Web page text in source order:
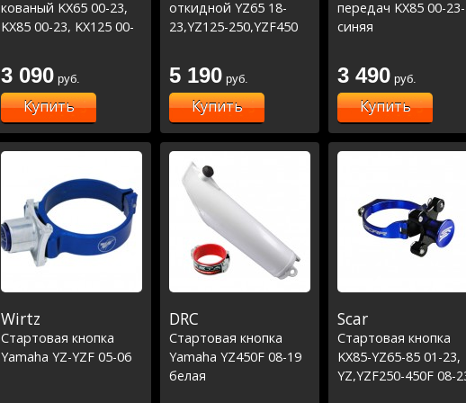
кованый KX65 00-23,
KX85 00-23, KX125 00-
04 / RM-Z250 07-23,
RM-Z450 05-23
3 090 руб.
Купить
откидной YZ65 18-
23,YZ125-250,YZF450
/KX65 00-23, KX85 01-
23,KX125-250 00-
08,KXF250-450 04-12
/RM85 05-19,RM125-
250 04-08,RMZ250-450
04-23
5 190 руб.
Купить
передач KX85 00-23-
синяя
3 490 руб.
Купить
Wirtz
Стартовая кнопка
Yamaha YZ-YZF 05-06
DRC
Стартовая кнопка
Yamaha YZ450F 08-19
белая
Scar
Стартовая кнопка
KX85-YZ65-85 01-23,
YZ,YZF250-450F 08-